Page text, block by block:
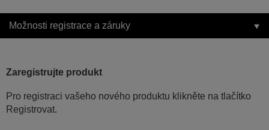
Možnosti registrace a záruky
Zaregistrujte produkt
Pro registraci vašeho nového produktu klikněte na tlačítko
Registrovat.